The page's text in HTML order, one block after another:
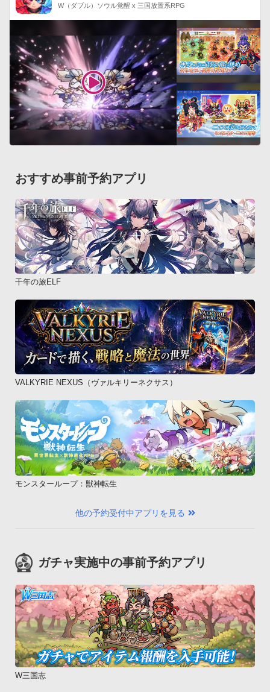
・AQUOS PHONE SH-01D
・GALAXY NEXUS SC-04D
・ARROWS Kiss F-03D
・GALAXY S II LTE SC-03D
・with series REGZA Phone T-01D
・with series P-01D
・Xperia PLAY SO-01D
・Xperia ray SO-03C
・P-07C
・AQUOS PHONE f SH-13C
・GALAXY S II SC-02C
・AQUOS PHONE SH-12C
・LYNX 3D SH-03C
・REGZA Phone T-01C
・Xperia arc SO-01C
・MEDIAS N-04C
・GALAXY Tab SC-01C
・GALAXY S SC-02Bau・Optimus X IS11LG
・GALAXY SII WiMAX ISW11SC
・ARROWS ES IS12F
・MEDIAS BR IS11N
・AQUOS PHONE IS14SH
・ARROWS Z ISW11F
・DIGNO ISW11K
・AQUOS PHONE IS13SH
・htc EVO 3D ISW12HT
・htc EVO WiMAX ISW11HT
・MIRACH IS11PT
・REGZA Phone IS11T
・G&#39;zOne IS11CA
・AQUOS PHONE IS12SH
・IS05
・IS03※Eメールの着信音につきまして、本アプリでは「通知
音」の変更のみ可能となっているため、「通知音」とは別に
「メール着信音」がある機種につきましては、「メール着信
音」には設定出来ません。予めご了承下さいますようお願い申
し上げます。SoftBank・LUMIX Phone 101P
・AQUOS PHONE 102SH
W（ダブル）ソウル覚醒 x 三国放置系RPG
おすすめ事前予約アプリ
千年の旅ELF
VALKYRIE NEXUS（ヴァルキリーネクサス）
モンスターループ：獣神転生
他の予約受付中アプリを見る
ガチャ実施中の事前予約アプリ
W三国志